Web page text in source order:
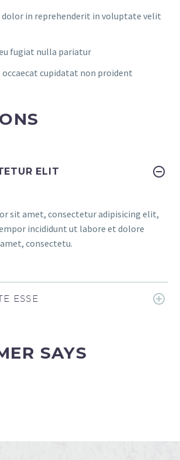
dolor in reprehenderit in voluptate velit
fugiat nulla pariatur
occaecat cupidatat non proident
ELIT
sit amet, consectetur adipisicing elit,
incididunt ut labore et dolore
consectetu.
ESSE
SAYS